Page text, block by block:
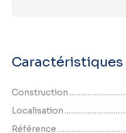
Caractéristiques
Construction
Localisation
Référence